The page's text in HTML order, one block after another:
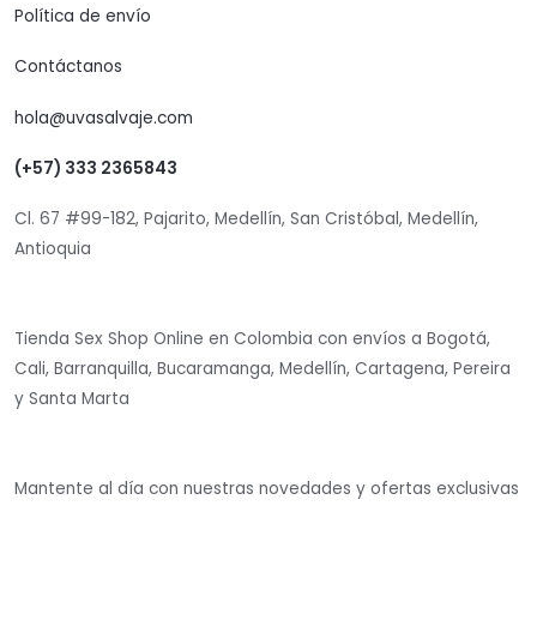
Política de envío
Contáctanos
hola@uvasalvaje.com
(+57) 333 2365843
Cl. 67 #99-182, Pajarito, Medellín, San Cristóbal, Medellín,
Antioquia
Tienda Sex Shop Online en Colombia con envíos a Bogotá,
Cali, Barranquilla, Bucaramanga, Medellín, Cartagena, Pereira
y Santa Marta
Mantente al día con nuestras novedades y ofertas exclusivas